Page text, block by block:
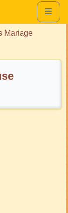
Mariage